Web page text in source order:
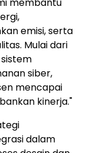
membantu
emisi, serta
Mulai dari
siber,
mencapai
kinerja."
dalam